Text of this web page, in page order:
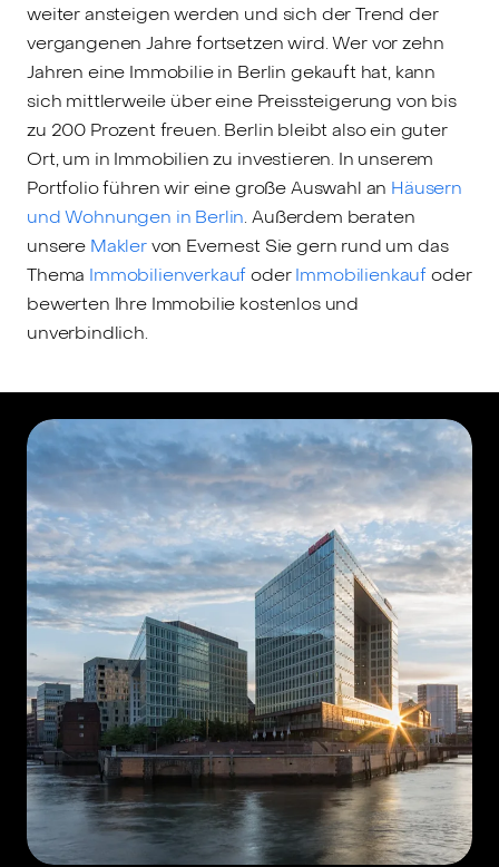
weiter ansteigen werden und sich der Trend der
vergangenen Jahre fortsetzen wird. Wer vor zehn
Jahren eine Immobilie in Berlin gekauft hat, kann
sich mittlerweile über eine Preissteigerung von bis
zu 200 Prozent freuen. Berlin bleibt also ein guter
Ort, um in Immobilien zu investieren. In unserem
Portfolio führen wir eine große Auswahl an Häusern
und Wohnungen in Berlin. Außerdem beraten
unsere Maklervon Evernest Sie gern rund um das
Thema ImmobilienverkaufoderImmobilienkaufoder
bewerten Ihre Immobilie kostenlos und
unverbindlich.